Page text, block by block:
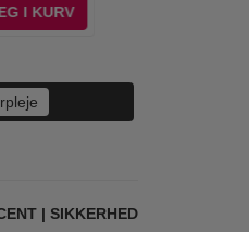
I KURV
| SIKKERHED